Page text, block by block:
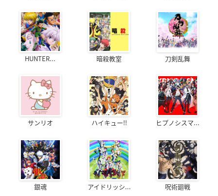
HUNTER... 暗殺教室 刀剣乱舞
サンリオ ハイキュー!! ヒプノシスマ...
銀魂 アイドリッシ... 呪術廻戦